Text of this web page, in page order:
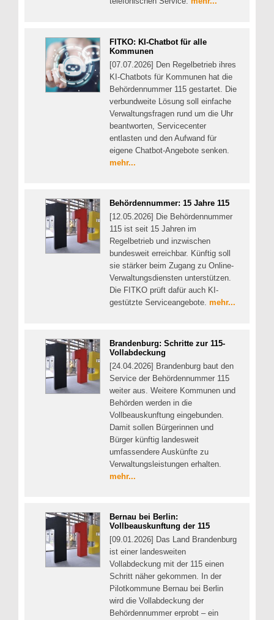
FITKO: KI-Chatbot für alle
Kommunen
[07.07.2026] Den Regelbetrieb ihres
KI-Chatbots für Kommunen hat die
Behördennummer 115 gestartet. Die
verbundweite Lösung soll einfache
Verwaltungsfragen rund um die Uhr
beantworten, Servicecenter
entlasten und den Aufwand für
eigene Chatbot-Angebote senken.
mehr...
Behördennummer: 15 Jahre 115
[12.05.2026] Die Behördennummer
115 ist seit 15 Jahren im
Regelbetrieb und inzwischen
bundesweit erreichbar. Künftig soll
sie stärker beim Zugang zu Online-
Verwaltungsdiensten unterstützen.
Die FITKO prüft dafür auch KI-
gestützte Serviceangebote. mehr...
Brandenburg: Schritte zur 115-
Vollabdeckung
[24.04.2026] Brandenburg baut den
Service der Behördennummer 115
weiter aus. Weitere Kommunen und
Behörden werden in die
Vollbeauskunftung eingebunden.
Damit sollen Bürgerinnen und
Bürger künftig landesweit
umfassendere Auskünfte zu
Verwaltungsleistungen erhalten.
mehr...
Bernau bei Berlin:
Vollbeauskunftung der 115
[09.01.2026] Das Land Brandenburg
ist einer landesweiten
Vollabdeckung mit der 115 einen
Schritt näher gekommen. In der
Pilotkommune Bernau bei Berlin
wird die Vollabdeckung der
Behördennummer erprobt – ein